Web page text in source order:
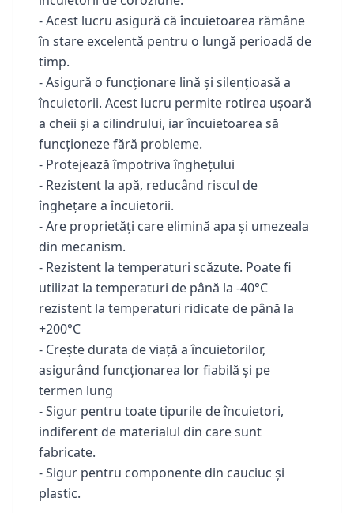
- Acest lucru asigură că încuietoarea rămâne
în stare excelentă pentru o lungă perioadă de
timp.
- Asigură o funcționare lină și silențioasă a
încuietorii. Acest lucru permite rotirea ușoară
a cheii și a cilindrului, iar încuietoarea să
funcționeze fără probleme.
- Protejează împotriva înghețului
- Rezistent la apă, reducând riscul de
înghețare a încuietorii.
- Are proprietăți care elimină apa și umezeala
din mecanism.
- Rezistent la temperaturi scăzute. Poate fi
utilizat la temperaturi de până la -40°C
rezistent la temperaturi ridicate de până la
+200°C
- Crește durata de viață a încuietorilor,
asigurând funcționarea lor fiabilă și pe
termen lung
- Sigur pentru toate tipurile de încuietori,
indiferent de materialul din care sunt
fabricate.
- Sigur pentru componente din cauciuc și
plastic.